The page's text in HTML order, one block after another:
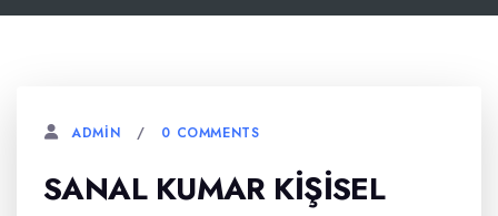
ADMIN 0 COMMENTS
SANAL KUMAR KIŞISEL